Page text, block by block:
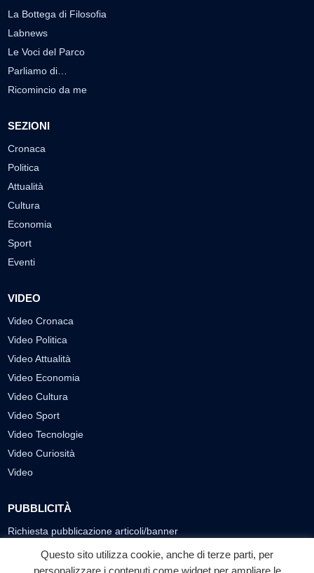
La Bottega di Filosofia
Labnews
Le Voci del Parco
Parliamo di…
Ricomincio da me
SEZIONI
Cronaca
Politica
Attualità
Cultura
Economia
Sport
Eventi
VIDEO
Video Cronaca
Video Politica
Video Attualità
Video Economia
Video Cultura
Video Sport
Video Tecnologie
Video Curiosità
Video
PUBBLICITÀ
Richiesta pubblicazione articoli/banner
SEGUICI SUI SOCIAL
Questo sito utilizza cookie, anche di terze parti, per
personalizzare i contenuti come widget per ampliare le